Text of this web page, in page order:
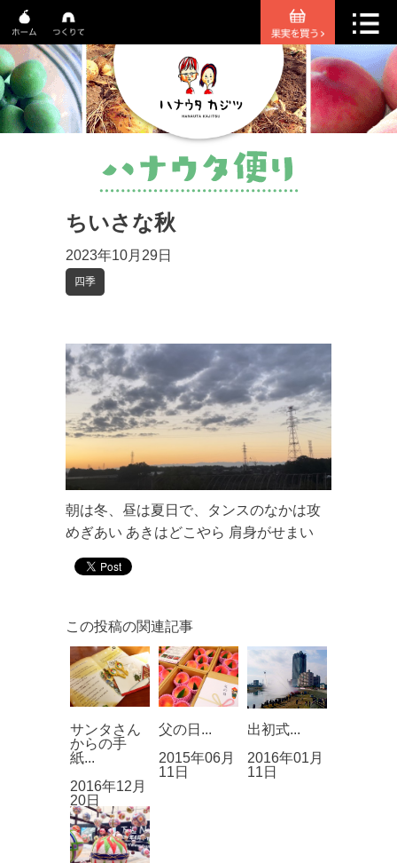
ちいさな秋
2023年10月29日
四季
朝は冬、昼は夏日で、タンスのなかは攻
めぎあい あきはどこやら 肩身がせまい
この投稿の関連記事
サンタさん
からの手
紙...
2016年12月
20日
父の日...
2015年06月
11日
出初式...
2016年01月
11日